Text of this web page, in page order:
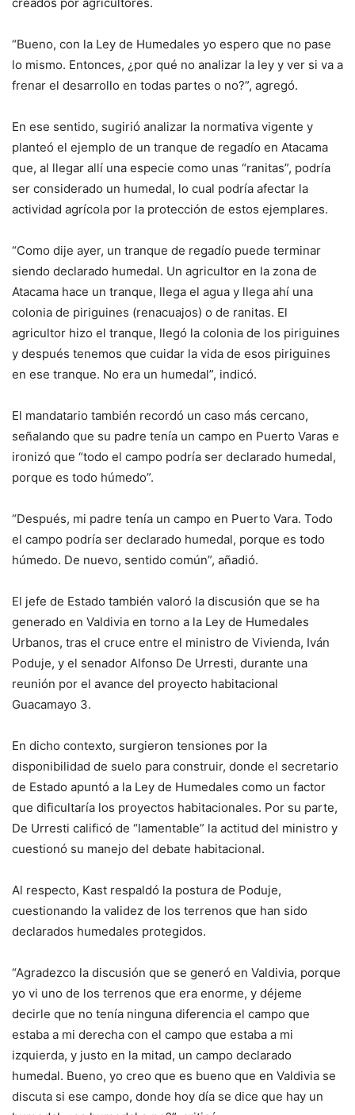
“Bueno, con la Ley de Humedales yo espero que no pase
lo mismo. Entonces, ¿por qué no analizar la ley y ver si va a
frenar el desarrollo en todas partes o no?”, agregó.
En ese sentido, sugirió analizar la normativa vigente y
planteó el ejemplo de un tranque de regadío en Atacama
que, al llegar allí una especie como unas “ranitas”, podría
ser considerado un humedal, lo cual podría afectar la
actividad agrícola por la protección de estos ejemplares.
“Como dije ayer, un tranque de regadío puede terminar
siendo declarado humedal. Un agricultor en la zona de
Atacama hace un tranque, llega el agua y llega ahí una
colonia de piriguines (renacuajos) o de ranitas. El
agricultor hizo el tranque, llegó la colonia de los piriguines
y después tenemos que cuidar la vida de esos piriguines
en ese tranque. No era un humedal”, indicó.
El mandatario también recordó un caso más cercano,
señalando que su padre tenía un campo en Puerto Varas e
ironizó que “todo el campo podría ser declarado humedal,
porque es todo húmedo”.
“Después, mi padre tenía un campo en Puerto Vara. Todo
el campo podría ser declarado humedal, porque es todo
húmedo. De nuevo, sentido común”, añadió.
El jefe de Estado también valoró la discusión que se ha
generado en Valdivia en torno a la Ley de Humedales
Urbanos, tras el cruce entre el ministro de Vivienda, Iván
Poduje, y el senador Alfonso De Urresti, durante una
reunión por el avance del proyecto habitacional
Guacamayo 3.
En dicho contexto, surgieron tensiones por la
disponibilidad de suelo para construir, donde el secretario
de Estado apuntó a la Ley de Humedales como un factor
que dificultaría los proyectos habitacionales. Por su parte,
De Urresti calificó de “lamentable” la actitud del ministro y
cuestionó su manejo del debate habitacional.
Al respecto, Kast respaldó la postura de Poduje,
cuestionando la validez de los terrenos que han sido
declarados humedales protegidos.
“Agradezco la discusión que se generó en Valdivia, porque
yo vi uno de los terrenos que era enorme, y déjeme
decirle que no tenía ninguna diferencia el campo que
estaba a mi derecha con el campo que estaba a mi
izquierda, y justo en la mitad, un campo declarado
humedal. Bueno, yo creo que es bueno que en Valdivia se
discuta si ese campo, donde hoy día se dice que hay un